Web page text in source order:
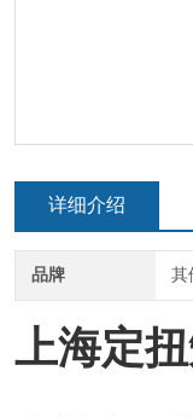
详细介绍
品牌 其
上海定